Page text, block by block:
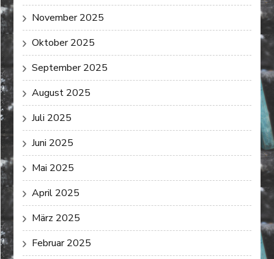
November 2025
Oktober 2025
September 2025
August 2025
Juli 2025
Juni 2025
Mai 2025
April 2025
März 2025
Februar 2025